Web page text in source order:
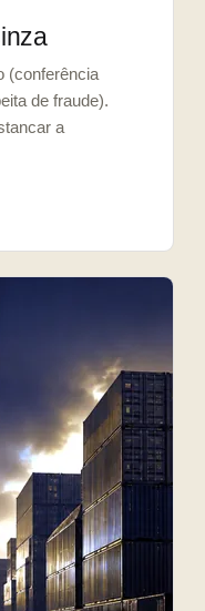
(conferência
de fraude).
a